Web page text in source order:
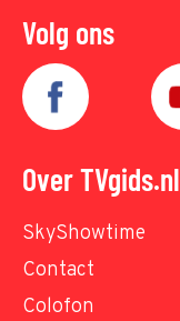
Volg ons
Over TVgids.nl
SkyShowtime
Contact
Colofon